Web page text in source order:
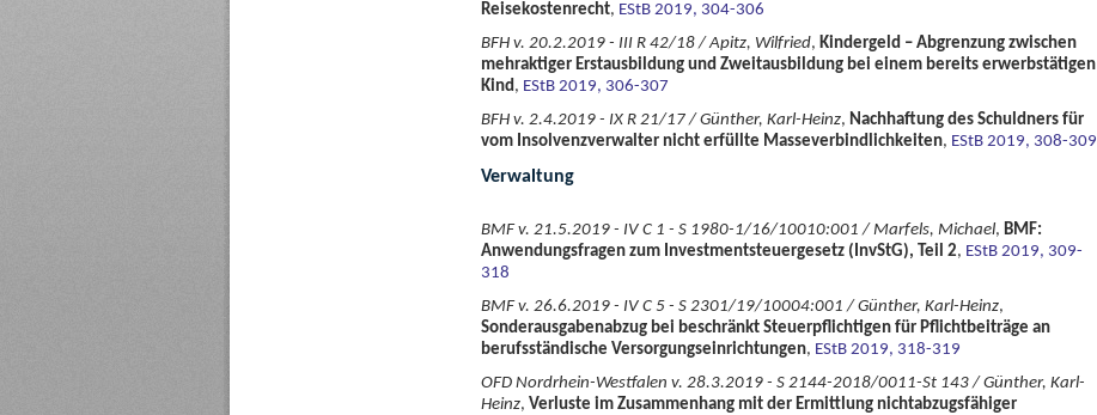
Reisekostenrecht, EStB 2019, 304-306
BFH v. 20.2.2019 - III R 42/18 / Apitz, Wilfried, Kindergeld – Abgrenzung zwischen
mehraktiger Erstausbildung und Zweitausbildung bei einem bereits erwerbstätigen
Kind, EStB 2019, 306-307
BFH v. 2.4.2019 - IX R 21/17 / Günther, Karl-Heinz, Nachhaftung des Schuldners für
vom Insolvenzverwalter nicht erfüllte Masseverbindlichkeiten, EStB 2019, 308-309
Verwaltung
BMF v. 21.5.2019 - IV C 1 - S 1980-1/16/10010:001 / Marfels, Michael, BMF:
Anwendungsfragen zum Investmentsteuergesetz (InvStG), Teil 2, EStB 2019, 309-
318
BMF v. 26.6.2019 - IV C 5 - S 2301/19/10004:001 / Günther, Karl-Heinz,
Sonderausgabenabzug bei beschränkt Steuerpflichtigen für Pflichtbeiträge an
berufsständische Versorgungseinrichtungen, EStB 2019, 318-319
OFD Nordrhein-Westfalen v. 28.3.2019 - S 2144-2018/0011-St 143 / Günther, Karl-
Heinz, Verluste im Zusammenhang mit der Ermittlung nichtabzugsfähiger